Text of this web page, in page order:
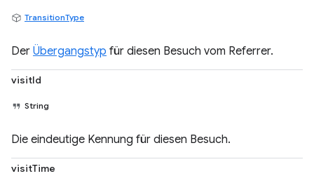
TransitionType
Der Übergangstyp für diesen Besuch vom Referrer.
visitId
String
Die eindeutige Kennung für diesen Besuch.
visitTime